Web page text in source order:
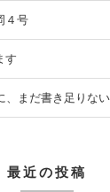
４号
す
、まだ書き足りない
最近の投稿